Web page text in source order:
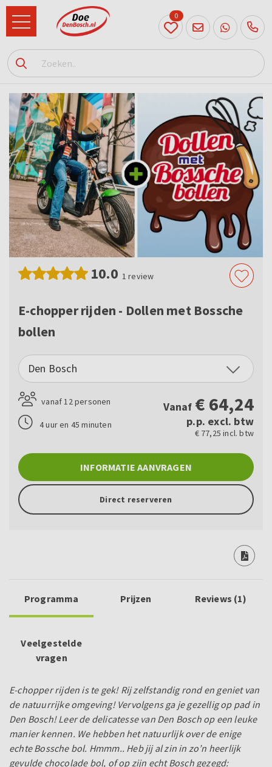
073
614
89 72
0
10.0 1 review
E-chopper rijden - Dollen met Bossche
bollen
Den Bosch
vanaf 12 personen
4 uur en 45 minuten
Vanaf € 64,24
p.p. excl. btw
€ 77,25 incl. btw
INFORMATIE AANVRAGEN
Direct reserveren
Programma Prijzen Reviews (1)
Veelgestelde
vragen
E-chopper rijden is te gek! Rij zelfstandig rond en geniet van
de natuurrijke omgeving! Vervolgens ga je gezellig op pad in
Den Bosch! Leer de delicatesse van Den Bosch op een leuke
manier kennen. We hebben het natuurlijk over de enige
echte Bossche bol. Hmmm.. Heb jij al zin in zo’n heerlijk
gevulde chocolade bol, of op zijn echt Bosch gezegd: